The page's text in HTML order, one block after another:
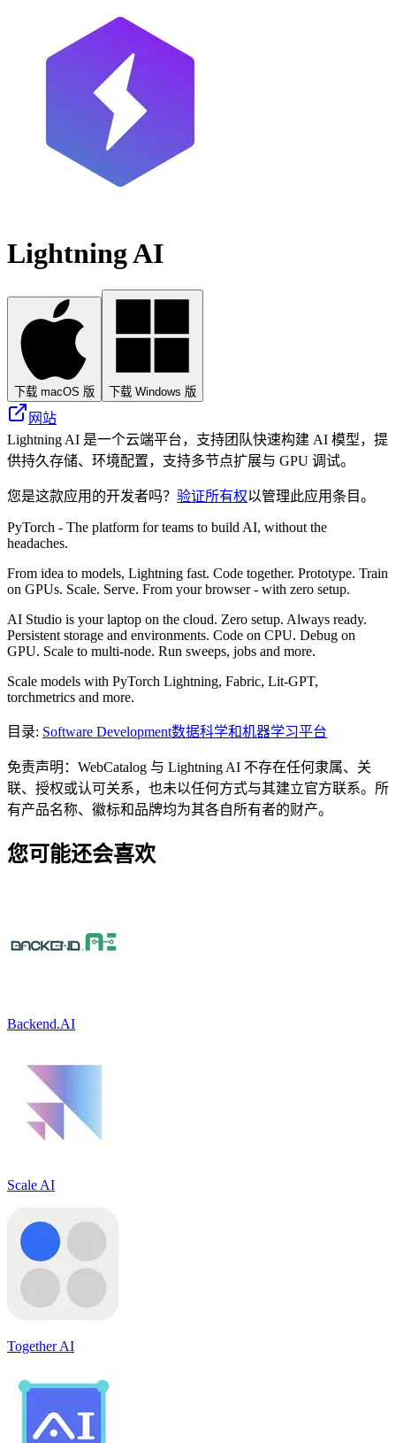
Lightning AI
下载 macOS 版 下载 Windows 版
网站
Lightning AI 是一个云端平台，支持团队快速构建 AI 模型，提
供持久存储、环境配置，支持多节点扩展与 GPU 调试。
您是这款应用的开发者吗？ 验证所有权以管理此应用条目。
PyTorch - The platform for teams to build AI, without the
headaches.
From idea to models, Lightning fast. Code together. Prototype. Train
on GPUs. Scale. Serve. From your browser - with zero setup.
AI Studio is your laptop on the cloud. Zero setup. Always ready.
Persistent storage and environments. Code on CPU. Debug on
GPU. Scale to multi-node. Run sweeps, jobs and more.
Scale models with PyTorch Lightning, Fabric, Lit-GPT,
torchmetrics and more.
目录: Software Development数据科学和机器学习平台
免责声明：WebCatalog 与 Lightning AI 不存在任何隶属、关
联、授权或认可关系，也未以任何方式与其建立官方联系。所
有产品名称、徽标和品牌均为其各自所有者的财产。
您可能还会喜欢
Backend.AI
Scale AI
Together AI